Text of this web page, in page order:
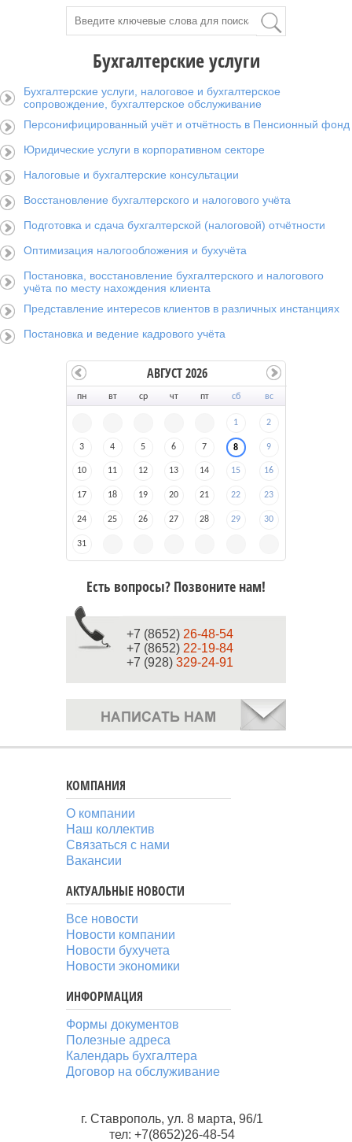
Бухгалтерские услуги
Бухгалтерские услуги, налоговое и бухгалтерское
сопровождение, бухгалтерское обслуживание
Персонифицированный учёт и отчётность в Пенсионный фонд
Юридические услуги в корпоративном секторе
Налоговые и бухгалтерские консультации
Восстановление бухгалтерского и налогового учёта
Подготовка и сдача бухгалтерской (налоговой) отчётности
Оптимизация налогообложения и бухучёта
Постановка, восстановление бухгалтерского и налогового
учёта по месту нахождения клиента
Представление интересов клиентов в различных инстанциях
Постановка и ведение кадрового учёта
пн вт ср чт пт сб вс
1 2
3 4 5 6 7 8 9
10 11 12 13 14 15 16
17 18 19 20 21 22 23
24 25 26 27 28 29 30
31
АВГУСТ 2026
Есть вопросы? Позвоните нам!
+7 (8652) 26-48-54
+7 (8652) 22-19-84
+7 (928) 329-24-91
КОМПАНИЯ
О компании
Наш коллектив
Связаться с нами
Вакансии
АКТУАЛЬНЫЕ НОВОСТИ
Все новости
Новости компании
Новости бухучета
Новости экономики
ИНФОРМАЦИЯ
Формы документов
Полезные адреса
Календарь бухгалтера
Договор на обслуживание
г. Ставрополь, ул. 8 марта, 96/1
тел: +7(8652)26-48-54